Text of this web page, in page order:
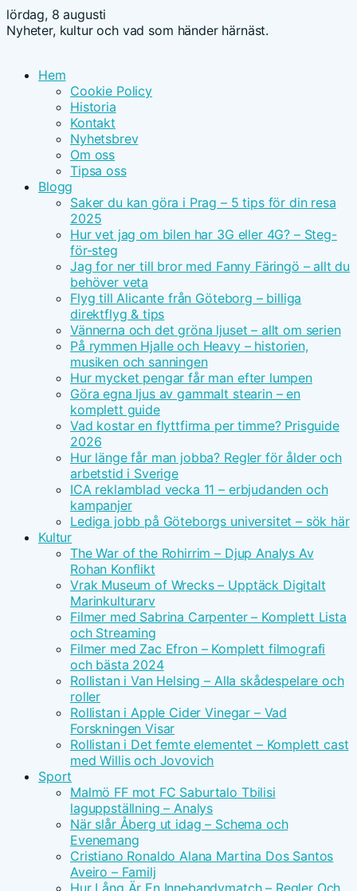
lördag, 8 augusti
Nyheter, kultur och vad som händer härnäst.
Hem
Cookie Policy
Historia
Kontakt
Nyhetsbrev
Om oss
Tipsa oss
Blogg
Saker du kan göra i Prag – 5 tips för din resa
2025
Hur vet jag om bilen har 3G eller 4G? – Steg-
för-steg
Jag for ner till bror med Fanny Färingö – allt du
behöver veta
Flyg till Alicante från Göteborg – billiga
direktflyg & tips
Vännerna och det gröna ljuset – allt om serien
På rymmen Hjalle och Heavy – historien,
musiken och sanningen
Hur mycket pengar får man efter lumpen
Göra egna ljus av gammalt stearin – en
komplett guide
Vad kostar en flyttfirma per timme? Prisguide
2026
Hur länge får man jobba? Regler för ålder och
arbetstid i Sverige
ICA reklamblad vecka 11 – erbjudanden och
kampanjer
Lediga jobb på Göteborgs universitet – sök här
Kultur
The War of the Rohirrim – Djup Analys Av
Rohan Konflikt
Vrak Museum of Wrecks – Upptäck Digitalt
Marinkulturarv
Filmer med Sabrina Carpenter – Komplett Lista
och Streaming
Filmer med Zac Efron – Komplett filmografi
och bästa 2024
Rollistan i Van Helsing – Alla skådespelare och
roller
Rollistan i Apple Cider Vinegar – Vad
Forskningen Visar
Rollistan i Det femte elementet – Komplett cast
med Willis och Jovovich
Sport
Malmö FF mot FC Saburtalo Tbilisi
laguppställning – Analys
När slår Åberg ut idag – Schema och
Evenemang
Cristiano Ronaldo Alana Martina Dos Santos
Aveiro – Familj
Hur Lång Är En Innebandymatch – Regler Och